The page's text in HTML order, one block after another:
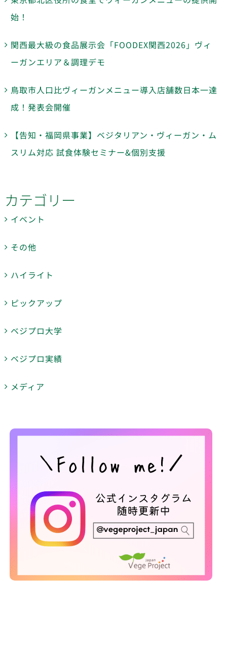
始！
関西最大級の食品展示会「FOODEX関西2026」ヴィ
ーガンエリア＆調理デモ
鳥取市人口比ヴィーガンメニュー導入店舗数日本一達
成！発表会開催
【告知・福岡県事業】ベジタリアン・ヴィーガン・ム
スリム対応 試食体験セミナー&個別支援
カテゴリー
イベント
その他
ハイライト
ピックアップ
ベジプロ大学
ベジプロ実績
メディア